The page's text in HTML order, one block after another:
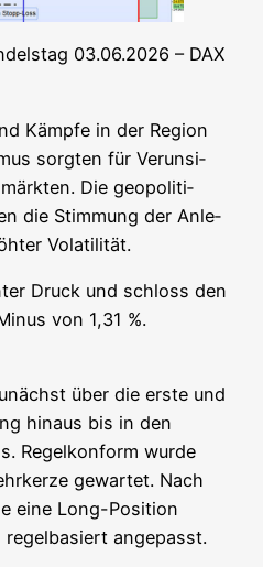
03.06.2026 – DAX
Kämp­fe in der Regi­on
sorg­ten für Ver­un­si­
Die geo­po­li­ti­
die Stim­mung der Anle­
Volatilität.
Druck und schloss den
von 1,31 %.
über die ers­te und
hin­aus bis in den
Regel­kon­form wur­de
gewar­tet. Nach
eine Long-Posi­ti­on
angepasst.